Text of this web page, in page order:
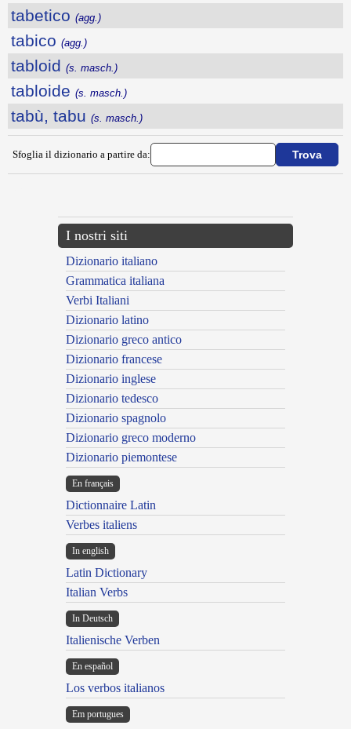
tabetico (agg.)
tabico (agg.)
tabloid (s. masch.)
tabloide (s. masch.)
tabù, tabu (s. masch.)
Sfoglia il dizionario a partire da:
I nostri siti
Dizionario italiano
Grammatica italiana
Verbi Italiani
Dizionario latino
Dizionario greco antico
Dizionario francese
Dizionario inglese
Dizionario tedesco
Dizionario spagnolo
Dizionario greco moderno
Dizionario piemontese
En français
Dictionnaire Latin
Verbes italiens
In english
Latin Dictionary
Italian Verbs
In Deutsch
Italienische Verben
En español
Los verbos italianos
Em portugues